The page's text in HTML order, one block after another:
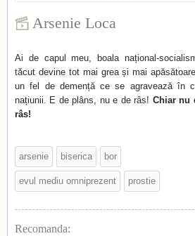
Arsenie Loca
Ai de capul meu, boala național-
tăcut devine tot mai grea și mai
un fel de demență ce se agravează în
națiunii. E de plâns, nu e de râs! Chiar nu
râs!
arsenie biserica bor
evul mediu omniprezent prostie
Recomanda: